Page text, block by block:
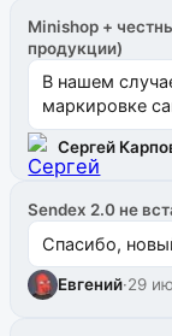
Minishop +
продукции)
В нашем
маркировке
Сергей
Sendex 2.0 не
Спасибо,
Евгений·29